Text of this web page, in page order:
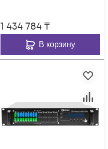
1 434 784₸
В корзину